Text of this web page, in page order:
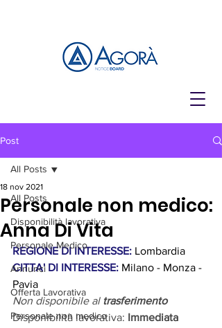
Post
All Posts
Disponibilità lavorativa
Personale Medico
Annunci
Offerta Lavorativa
Personale non medico
All Posts
Personale non medico:
Anna Di Vita
18 nov 2021
REGIONE DI INTERESSE: Lombardia
CITTA' DI INTERESSE: Milano - Monza -
Pavia
Non disponibile al trasferimento
Disponibilità lavorativa: Immediata